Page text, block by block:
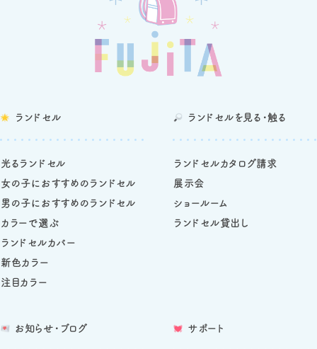
ランドセル
光るランドセル
女の子におすすめのランドセル
男の子におすすめのランドセル
カラーで選ぶ
ランドセルカバー
新色カラー
注目カラー
ランドセルを 見る・触る
ランドセルカタログ請求
展示会
ショールーム
ランドセル貸出し
お知らせ・ブログ サポート